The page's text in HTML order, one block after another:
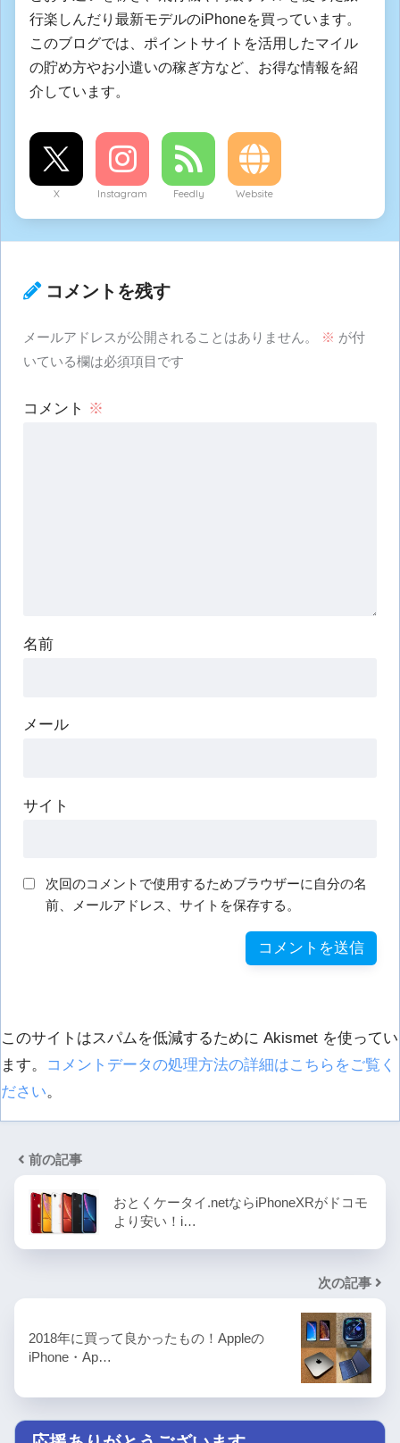
行楽しんだり最新モデルのiPhoneを買っています。
このブログでは、ポイントサイトを活用したマイル
の貯め方やお小遣いの稼ぎ方など、お得な情報を紹
介しています。
X Instagram Feedly Website
コメントを残す
メールアドレスが公開されることはありません。 ※ が付
いている欄は必須項目です
コメント ※
名前
メール
サイト
次回のコメントで使用するためブラウザーに自分の名
前、メールアドレス、サイトを保存する。
このサイトはスパムを低減するために Akismet を使ってい
ます。
コメントデータの処理方法の詳細はこちらをご覧く
ださい。
前の記事
おとくケータイ.netならiPhoneXRがドコモ
より安い！i…
次の記事
2018年に買って良かったもの！Appleの
iPhone・Ap…